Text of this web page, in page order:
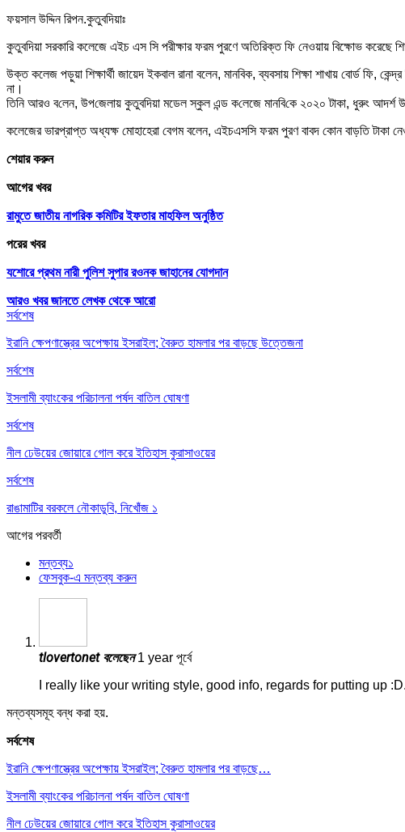
ফয়সাল উদ্দিন রিপন.কুতুবদিয়াঃ
কুতুব‌দিয়া সরকা‌রি কলেজে এইচ এস সি পরীক্ষার ফরম পুরণে অতিরিক্ত ফি নেওয়ায় বিক্ষোভ করেছে
উক্ত কলেজ পড়ুয়া শিক্ষার্থী জায়েদ ইকবাল রানা বলেন, মান‌বিক, ব্যবসায় শিক্ষা শাখায় বোর্ড ফি,
না।
তিনি আ‌রও ব‌লেন, উপ‌জেলায় কুতুব‌দিয়া মডেল স্কুল এন্ড ক‌লেজে মান‌বি‌কে ২০২০ টাকা, ধুরুং আদর্শ
কলেজের ভারপ্রাপ্ত অধ্যক্ষ মোহাহেরা বেগম বলেন, এইচএস‌সি ফরম পুরণ বাবদ কোন বাড়‌তি টাকা
শেয়ার করুন
আগের খবর
রামুতে জাতীয় নাগরিক কমিটির ইফতার মাহফিল অনুষ্ঠিত
পরের খবর
যশোরে প্রথম নারী পুলিশ সুপার রওনক জাহানের যোগদান
আরও খবর জানতে লেখক থেকে আরো
সর্বশেষ
ইরানি ক্ষেপণাস্ত্রের অপেক্ষায় ইসরাইল; বৈরুত হামলার পর বাড়ছে উত্তেজনা
সর্বশেষ
ইসলামী ব্যাংকের পরিচালনা পর্ষদ বাতিল ঘোষণা
সর্বশেষ
নীল ঢেউয়ের জোয়ারে গোল করে ইতিহাস কুরাসাওয়ের
সর্বশেষ
রাঙামাটির বরকলে নৌকাডুবি, নিখোঁজ ১
আগেরপরবর্তী
মন্তব্য১
ফেসবুক-এ মন্তব্য করুন
tlovertonet বলেছেন 1 year পূর্বে
I really like your writing style, good info, regards for putting up
মন্তব্যসমূহ বন্ধ করা হয়.
সর্বশেষ
ইরানি ক্ষেপণাস্ত্রের অপেক্ষায় ইসরাইল; বৈরুত হামলার পর বাড়ছে…
ইসলামী ব্যাংকের পরিচালনা পর্ষদ বাতিল ঘোষণা
নীল ঢেউয়ের জোয়ারে গোল করে ইতিহাস কুরাসাওয়ের